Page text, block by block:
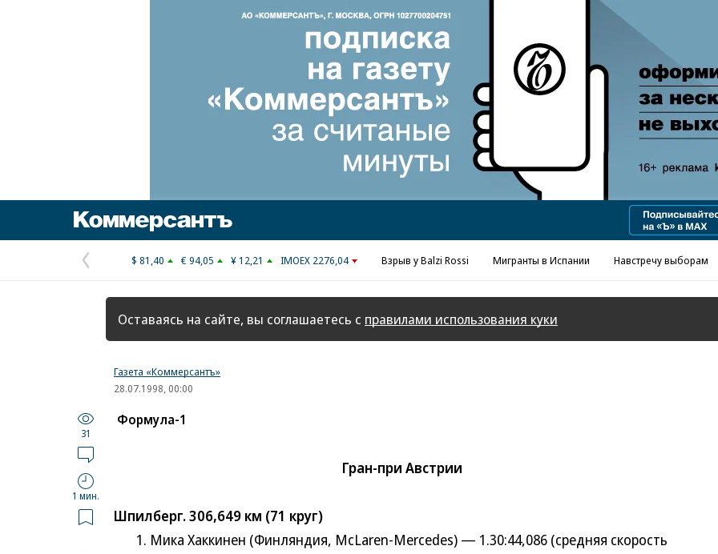
Предыдущая
страница
$ 81,40 € 94,05 ¥ 12,21 IMOEX 2276,04 Взрыв у Balzi Rossi Мигранты в Испании Навстречу выборам
Оставаясь на сайте, вы соглашаетесь с правилами использования куки
Газета «Коммерсантъ»
28.07.1998, 00:00
31
1 мин.
Формула-1
Гран-при Австрии
Шпилберг. 306,649 км (71 круг)
1. Мика Хаккинен (Финляндия, McLaren-Mercedes) — 1.30:44,086 (средняя скорость